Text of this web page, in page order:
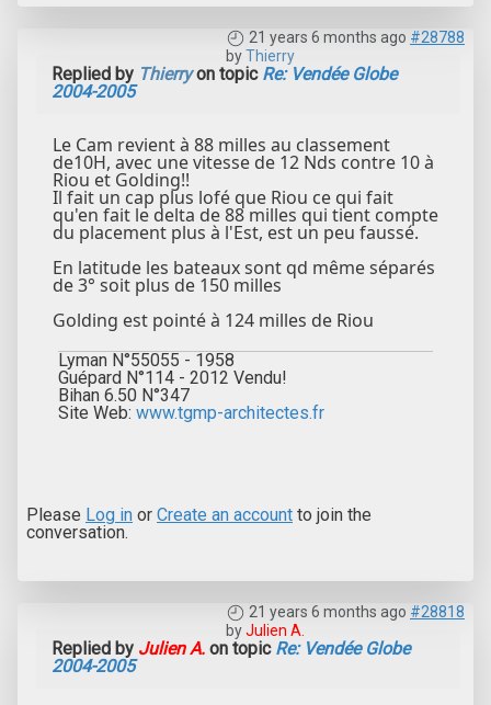
21 years 6 months ago #28788
byThierry
Replied by Thierryon topic Re: Vendée Globe
2004-2005
Le Cam revient à 88 milles au classement
de10H, avec une vitesse de 12 Nds contre 10 à
Riou et Golding!!
Il fait un cap plus lofé que Riou ce qui fait
qu'en fait le delta de 88 milles qui tient compte
du placement plus à l'Est, est un peu faussé.
En latitude les bateaux sont qd même séparés
de 3° soit plus de 150 milles
Golding est pointé à 124 milles de Riou
Lyman N°55055 - 1958
Guépard N°114 - 2012 Vendu!
Bihan 6.50 N°347
Site Web: www.tgmp-architectes.fr
Please Log in or Create an account to join the
conversation.
21 years 6 months ago #28818
byJulien A.
Replied by Julien A. on topic Re: Vendée Globe
2004-2005